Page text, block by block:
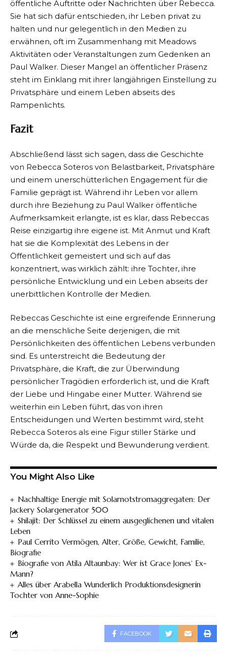
öffentliche Auftritte oder Nachrichten über Rebecca.
Sie hat sich dafür entschieden, ihr Leben privat zu
halten und nur gelegentlich in den Medien zu
erwähnen, oft im Zusammenhang mit Meadows
Aktivitäten oder Veranstaltungen zum Gedenken an
Paul Walker. Dieser Mangel an öffentlicher Präsenz
steht im Einklang mit ihrer langjährigen Einstellung zu
Privatsphäre und einem Leben abseits des
Rampenlichts.
Fazit
Abschließend lässt sich sagen, dass die Geschichte
von Rebecca Soteros von Belastbarkeit, Privatsphäre
und einem unerschütterlichen Engagement für die
Familie geprägt ist. Während ihr Leben vor allem
durch ihre Beziehung zu Paul Walker öffentliche
Aufmerksamkeit erlangte, ist es klar, dass Rebeccas
Reise einzigartig ihre eigene ist. Mit Anmut und Kraft
hat sie die Komplexität des Lebens in der
Öffentlichkeit gemeistert und sich auf das
konzentriert, was wirklich zählt: ihre Tochter, ihre
persönliche Entwicklung und ein Leben abseits der
unerbittlichen Kontrolle der Medien.
Rebeccas Geschichte ist eine ergreifende Erinnerung
an die menschliche Seite derjenigen, die mit
Persönlichkeiten des öffentlichen Lebens verbunden
sind. Es unterstreicht die Bedeutung der
Privatsphäre, die Kraft, die zur Überwindung
persönlicher Tragödien erforderlich ist, und die Kraft
der Liebe und Hingabe einer Mutter. Während sie
weiterhin ein Leben führt, das von ihren
Entscheidungen und Werten bestimmt wird, steht
Rebecca Soteros als eine Figur stiller Stärke und
Würde da, die Respekt und Bewunderung verdient.
You Might Also Like
Nachhaltige Energie mit Solarnotstromaggregaten: Der
Jackery Solargenerator 500
Shilajit: Der Schlüssel zu einem ausgeglichenen und vitalen
Leben
Paul Cerrito Vermögen, Alter, Größe, Gewicht, Familie,
Biografie
Biografie von Atila Altaunbay: Wer ist Grace Jones‘ Ex-
Mann?
Alles über Arabella Wunderlich Produktionsdesignerin
Tochter von Anne-Sophie
FACEBOOK